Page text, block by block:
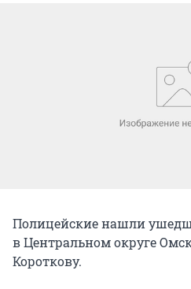
Полицейские нашли
в Центральном округе
Короткову.